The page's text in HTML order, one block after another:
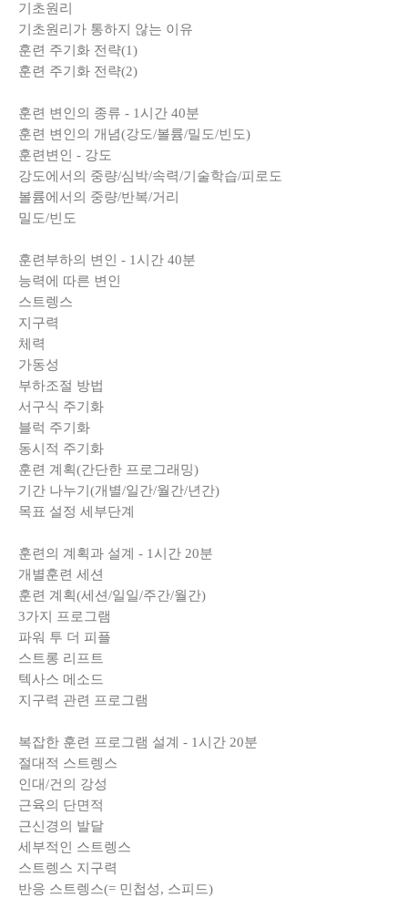
기초원리
기초원리가 통하지 않는 이유
훈련 주기화 전략(1)
훈련 주기화 전략(2)
훈련 변인의 종류 - 1시간 40분
훈련 변인의 개념(강도/볼륨/밀도/빈도)
훈련변인 - 강도
강도에서의 중량/심박/속력/기술학습/피로도
볼륨에서의 중량/반복/거리
밀도/빈도
훈련부하의 변인 - 1시간 40분
능력에 따른 변인
스트렝스
지구력
체력
가동성
부하조절 방법
서구식 주기화
블럭 주기화
동시적 주기화
훈련 계획(간단한 프로그래밍)
기간 나누기(개별/일간/월간/년간)
목표 설정 세부단계
훈련의 계획과 설계 - 1시간 20분
개별훈련 세션
훈련 계획(세션/일일/주간/월간)
3가지 프로그램
파워 투 더 피플
스트롱 리프트
텍사스 메소드
지구력 관련 프로그램
복잡한 훈련 프로그램 설계 - 1시간 20분
절대적 스트렝스
인대/건의 강성
근육의 단면적
근신경의 발달
세부적인 스트렝스
스트렝스 지구력
반응 스트렝스(= 민첩성, 스피드)